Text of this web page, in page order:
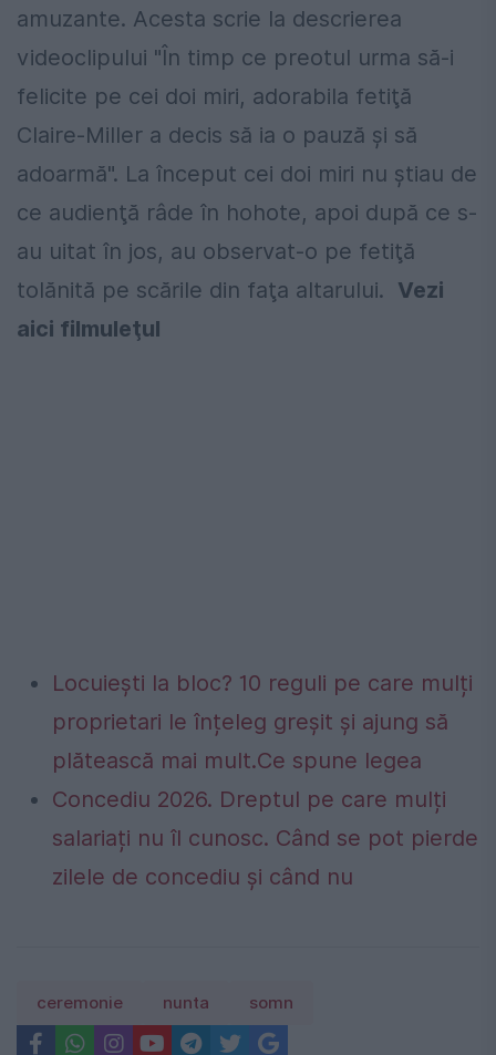
amuzante. Acesta scrie la descrierea
videoclipului "În timp ce preotul urma să-i
felicite pe cei doi miri, adorabila fetiţă
Claire-Miller a decis să ia o pauză şi să
adoarmă". La început cei doi miri nu ştiau de
ce audienţă râde în hohote, apoi după ce s-
au uitat în jos, au observat-o pe fetiţă
tolănită pe scările din faţa altarului. Vezi
aici filmuleţul
Locuiești la bloc? 10 reguli pe care mulți
proprietari le înțeleg greșit și ajung să
plătească mai mult.Ce spune legea
Concediu 2026. Dreptul pe care mulți
salariați nu îl cunosc. Când se pot pierde
zilele de concediu și când nu
ceremonie nunta somn